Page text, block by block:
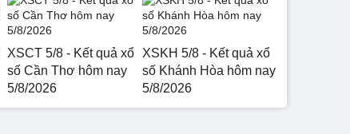
XSCT 5/8 - Kết quả xổ
số Cần Thơ hôm nay
5/8/2026
XSKH 5/8 - Kết quả xổ
số Khánh Hòa hôm nay
5/8/2026